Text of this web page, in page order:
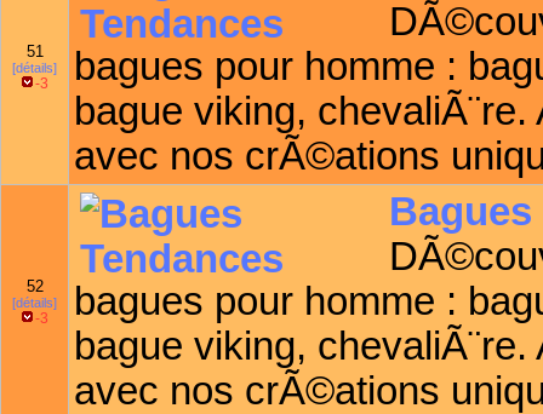
51
[détails]
-3
bagues pour homme :
bague viking,
avec nos crÃ©ations
52
[détails]
-3
Bagues
bagues pour homme :
bague viking,
avec nos crÃ©ations